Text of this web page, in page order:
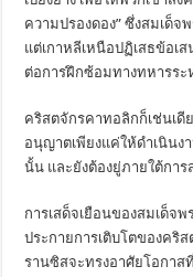
ความปรองดอง” ซึ่งสมเด็
แต่เกาหลีเหนือปฏิเสธข้อเ
ต่อการฝึกซ้อมทางทหารระ
คริสตจักรคาทอลิกก็เช่นเดี
อนุญาตเพียงแค่ให้ดำเนินง
นั้น และยังต้องยู่ภายใต้กา
การเสด็จเยือนของสมเด็จ
ประกายการเติบโตของคริ
รานซิสจะทรงอาศัยโอกา